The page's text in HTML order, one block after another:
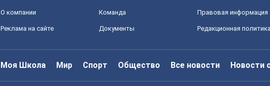
О компании Команда Правовая информация
Реклама на сайте Документы Редакционная политика
Моя Школа Мир Спорт Общество Все новости Новости